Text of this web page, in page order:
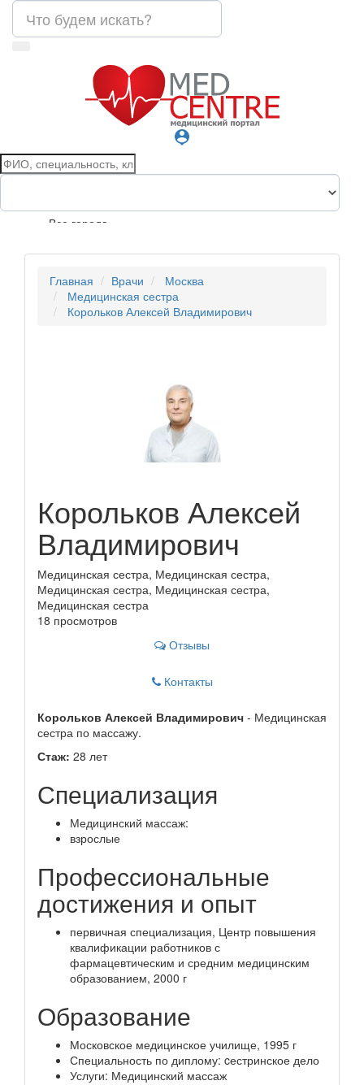
person_pin
Все города
Главная Врачи
Москва
Медицинская сестра
Корольков Алексей Владимирович
Корольков Алексей
Владимирович
Медицинская сестра, Медицинская сестра,
Медицинская сестра, Медицинская сестра,
Медицинская сестра
18 просмотров
Отзывы
Контакты
Корольков Алексей Владимирович - Медицинская
сестра по массажу.
Стаж: 28 лет
Специализация
Медицинский массаж:
взрослые
Профессиональные
достижения и опыт
первичная специализация, Центр повышения
квалификации работников с
фармацевтическим и средним медицинским
образованием, 2000 г
Образование
Московское медицинское училище, 1995 г
Специальность по диплому: cестринское дело
Услуги: Медицинский массаж